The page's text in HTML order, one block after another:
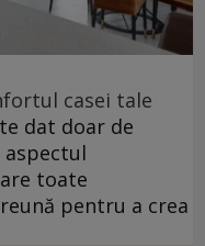
casei tale
dat doar de
aspectul
toate
pentru a crea